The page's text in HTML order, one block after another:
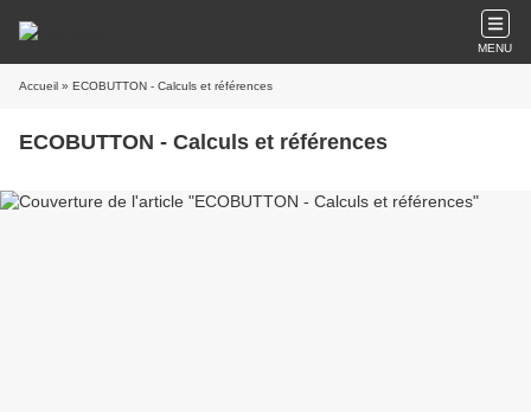
MENU
Accueil » ECOBUTTON - Calculs et références
ECOBUTTON - Calculs et références